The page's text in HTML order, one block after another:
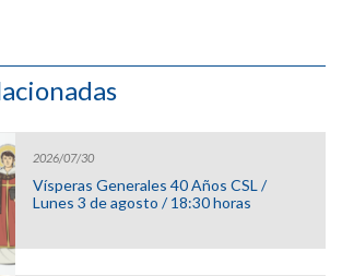
2026/07/30
Vísperas Generales 40 Años CSL /
Lunes 3 de agosto / 18:30 horas